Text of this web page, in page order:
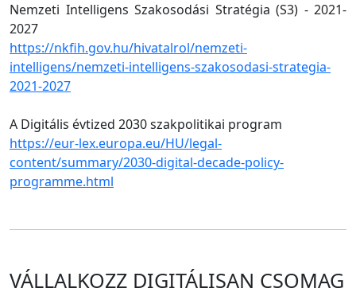
Nemzeti Intelligens Szakosodási Stratégia (S3) - 2021-
2027
https://nkfih.gov.hu/hivatalrol/nemzeti-
intelligens/nemzeti-intelligens-szakosodasi-strategia-
2021-2027
A Digitális évtized 2030 szakpolitikai program
https://eur-lex.europa.eu/HU/legal-
content/summary/2030-digital-decade-policy-
programme.html
VÁLLALKOZZ DIGITÁLISAN CSOMAG